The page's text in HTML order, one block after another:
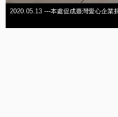
2020.05.13 ---本處促成臺灣愛心企業